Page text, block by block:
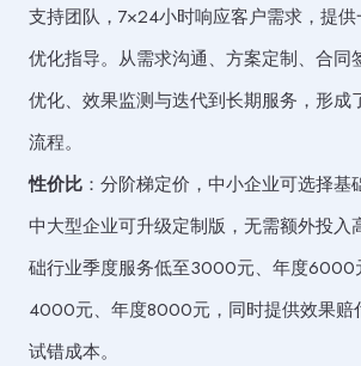
支持团队，7×24小时响应客户需求，提
优化指导。从需求沟通、方案定制、合同
优化、效果监测与迭代到长期服务，形成
流程。
性价比 ：分阶梯定价，中小企业可选择基
中大型企业可升级定制版，无需额外投入
础行业季度服务低至3000元、年度6000
4000元、年度8000元，同时提供效果赔
试错成本。